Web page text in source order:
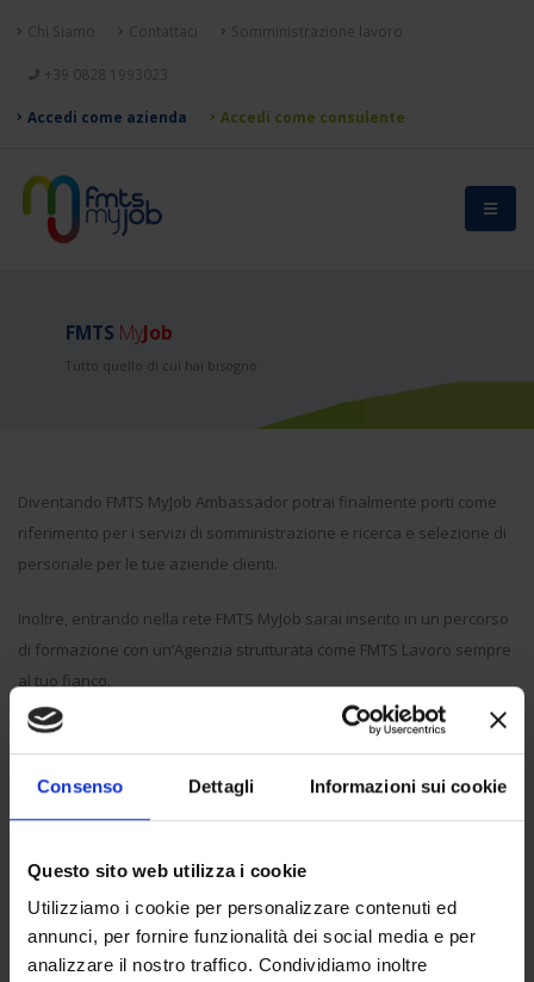
Consenso Dettagli Informazioni sui cookie
Questo sito web utilizza i cookie
Utilizziamo i cookie per personalizzare contenuti ed
annunci, per fornire funzionalità dei social media e per
analizzare il nostro traffico. Condividiamo inoltre
Chi Siamo Contattaci Somministrazione lavoro
+39 0828 1993023
Accedi come azienda Accedi come consulente
FMTS MyJob
Tutto quello di cui hai bisogno
Diventando FMTS MyJob Ambassador potrai finalmente porti come
riferimento per i servizi di somministrazione e ricerca e selezione di
personale per le tue aziende clienti.
Inoltre, entrando nella rete FMTS MyJob sarai inserito in un percorso
di formazione con un’Agenzia strutturata come FMTS Lavoro sempre
al tuo fianco.
Diventare FMTS MyJob Ambassador significa proporre alle proprie
modalità smart e digitale.